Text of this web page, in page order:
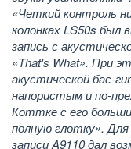
«Четкий контроль
колонках LS50s был
запись с
«That's What». При
акустической бас-
напористым и по-
Коттке с его
полную глотку».
записи A9110 дал